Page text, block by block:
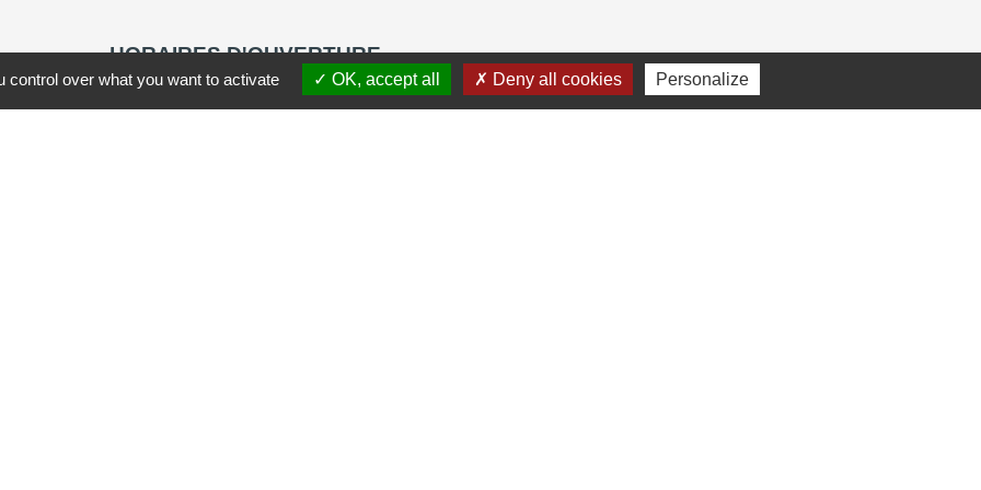
HORAIRES D'OUVERTURE
Du lundi au vendredi
8h30 - 12h00
over what you want to activate OK, accept all Deny all cookies Personalize